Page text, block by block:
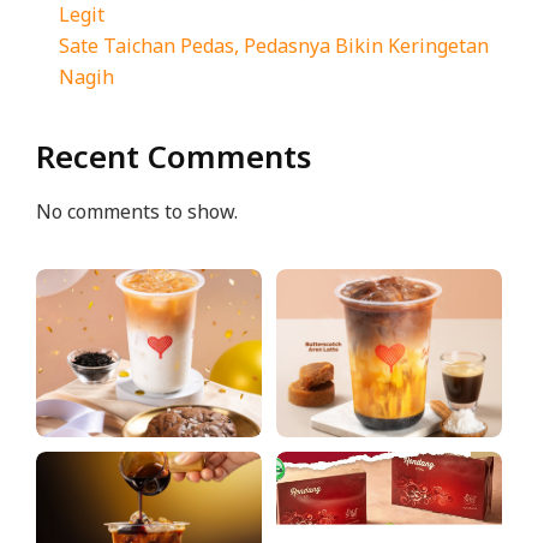
Legit
Sate Taichan Pedas, Pedasnya Bikin Keringetan
Nagih
Recent Comments
No comments to show.